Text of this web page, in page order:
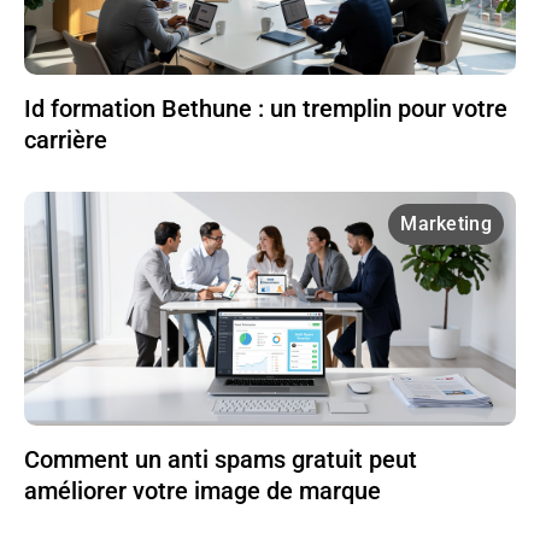
Id formation Bethune : un tremplin pour votre
carrière
Marketing
Comment un anti spams gratuit peut
améliorer votre image de marque